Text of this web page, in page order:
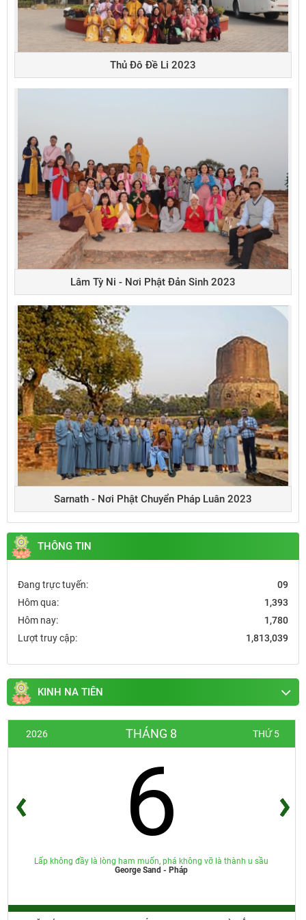
Thủ Đô Đề Li 2023
Lâm Tỳ Ni - Nơi Phật Đản Sinh 2023
Sarnath - Nơi Phật Chuyển Pháp Luân 2023
THÔNG TIN
Đang trực tuyến:
09
Hôm qua:
1,393
Hôm nay:
1,780
Lượt truy cập:
1,813,039
KINH NA TIÊN
2026 THÁNG 8 THỨ 5
6
Lấp không đầy là lòng ham muốn, phá không vỡ là thành u sầu
George Sand - Pháp